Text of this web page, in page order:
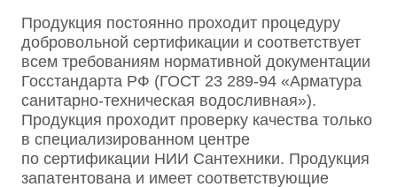
Продукция постоянно проходит процедуру
добровольной сертификации и соответствует
всем требованиям нормативной документации
Госстандарта РФ (ГОСТ 23 289-94 «Арматура
санитарно-техническая водосливная»).
Продукция проходит проверку качества только
в специализированном центре
по сертификации НИИ Сантехники. Продукция
запатентована и имеет соответствующие